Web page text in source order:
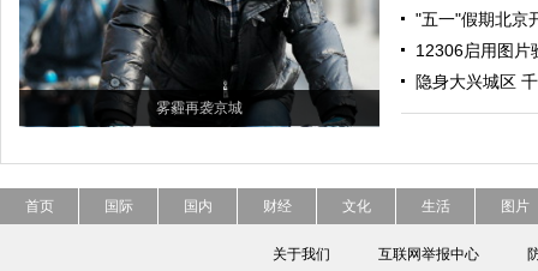
雾霾再袭京城
"五一"假期北京
12306启用图片
隐身大兴城区
首页 国际 国内 财经 文化 生活 图片
关于我们 互联网举报中心